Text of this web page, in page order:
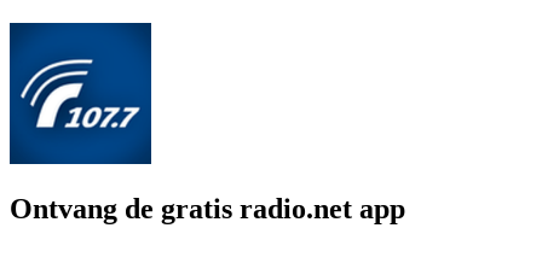
Ontvang de gratis radio.net app